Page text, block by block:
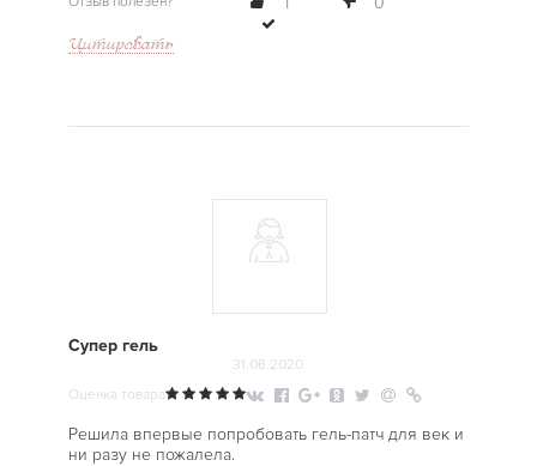
Цитировать
Супер гель
31.08.2020
Оценка товара
Решила впервые попробовать гель-патч для век и
ни разу не пожалела.